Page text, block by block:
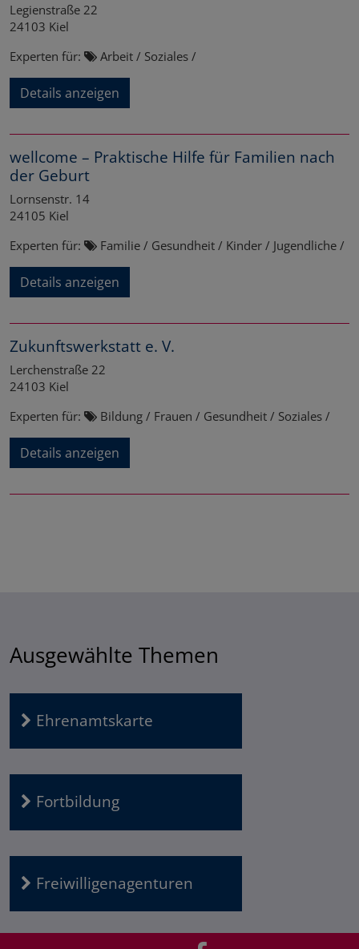
Legienstraße 22
24103 Kiel
Experten für:
Arbeit / Soziales /
Details anzeigen
wellcome – Praktische Hilfe für Familien nach
der Geburt
Lornsenstr. 14
24105 Kiel
Experten für:
Familie / Gesundheit / Kinder / Jugendliche /
Details anzeigen
Zukunftswerkstatt e. V.
Lerchenstraße 22
24103 Kiel
Experten für:
Bildung / Frauen / Gesundheit / Soziales /
Details anzeigen
Ausgewählte Themen
Ehrenamtskarte
Fortbildung
Freiwilligenagenturen